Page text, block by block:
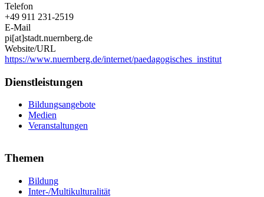
Telefon
+49 911 231-2519
E-Mail
pi[at]stadt.nuernberg.de
Website/URL
https://www.nuernberg.de/internet/paedagogisches_institut
Dienstleistungen
Bildungsangebote
Medien
Veranstaltungen
Themen
Bildung
Inter-/Multikulturalität